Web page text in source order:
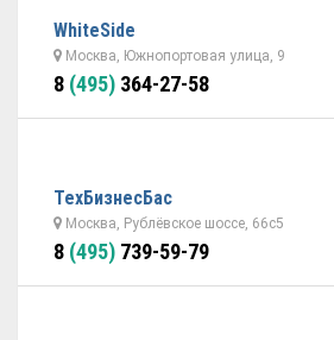
WhiteSide
Москва, Южнопортовая улица, 9
8 (495) 364-27-58
ТехБизнесБас
Москва, Рублёвское шоссе, 66с5
8 (495) 739-59-79